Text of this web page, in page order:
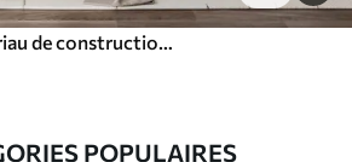
POPULAIRES